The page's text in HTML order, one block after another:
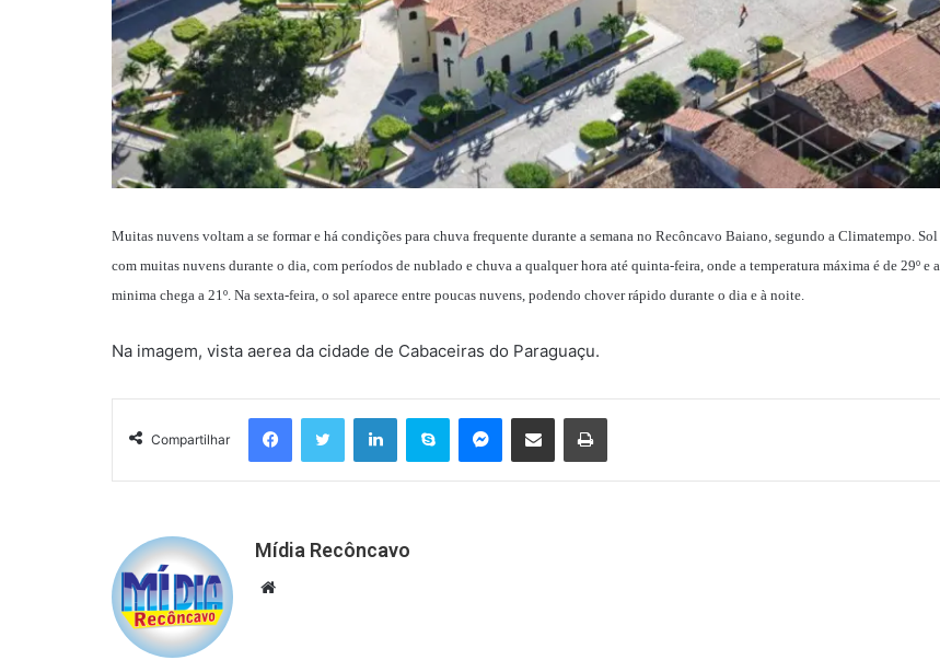
Muitas nuvens voltam a se formar e há condições para chuva frequente durante a semana no Recôncavo Baiano, segundo a Climatempo. Sol
com muitas nuvens durante o dia, com períodos de nublado e chuva a qualquer hora até quinta-feira, onde a temperatura máxima é de 29º e a
minima chega a 21º. Na sexta-feira, o sol aparece entre poucas nuvens, podendo chover rápido durante o dia e à noite.
Na imagem, vista aerea da cidade de Cabaceiras do Paraguaçu.
Compartilhar
FacebookTwitter LinkedinSkype Messenger
Compartilhar via e-mail Imprimir
Mídia Recôncavo
Website